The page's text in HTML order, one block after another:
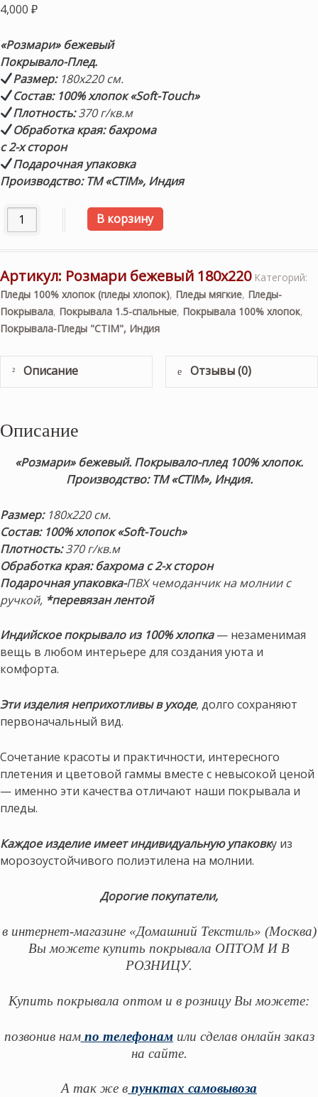
4,000 ₽
«Розмари» бежевый
Покрывало-Плед.
Размер:180х220 см.
Состав: 100% хлопок «Soft-Touch»
Плотность:370 г/кв.м
Обработка края: бахрома
с 2-х сторон
Подарочная упаковка
Производство: ТМ «CTIM», Индия
Количество товара «Розмари» (бежевый) 180х220см.
В корзину
Артикул: Розмари бежевый 180х220 Категорий:
Пледы 100% хлопок (пледы хлопок), Пледы мягкие, Пледы-
Покрывала, Покрывала 1.5-спальные, Покрывала 100% хлопок,
Покрывала-Пледы "CTIM", Индия
Описание Отзывы (0)
Описание
«Розмари» бежевый. Покрывало-плед 100% хлопок.
Производство: ТМ «CTIM», Индия.
Размер:180х220 см.
Состав: 100% хлопок «Soft-Touch»
Плотность:370 г/кв.м
Обработка края: бахрома с 2-х сторон
Подарочная упаковка-ПВХ чемоданчик на молнии с
ручкой, *перевязан лентой
Индийское покрывало из 100% хлопка — незаменимая
вещь в любом интерьере для создания уюта и
комфорта.
Эти изделия неприхотливы в уходе, долго сохраняют
первоначальный вид.
Сочетание красоты и практичности, интересного
плетения и цветовой гаммы вместе с невысокой ценой
— именно эти качества отличают наши покрывала и
пледы.
Каждое изделие имеет индивидуальную упаковку из
морозоустойчивого полиэтилена на молнии.
Дорогие покупатели,
в интернет-магазине «Домашний Текстиль» (Москва)
Вы можете купить покрывала ОПТОМ И В
РОЗНИЦУ.
Купить покрывала оптом и в розницу Вы можете:
позвонив нам по телефонамили сделав онлайн заказ
на сайте.
А так же в пунктах самовывоза